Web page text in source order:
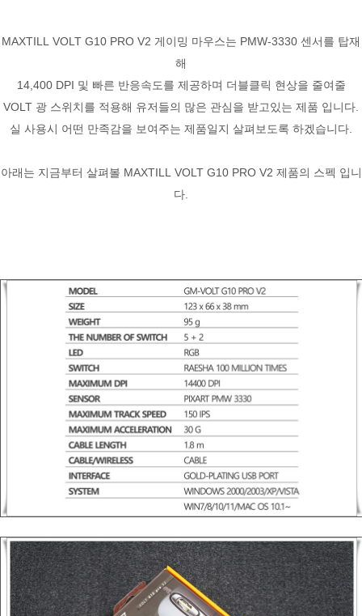
MAXTILL VOLT G10 PRO V2 게이밍 마우스는 PMW-3330 센서를 탑재
해
14,400 DPI 및 빠른 반응속도를 제공하며 더블클릭 현상을 줄여줄
VOLT 광 스위치를 적용해 유저들의 많은 관심을 받고있는 제품 입니다.
실 사용시 어떤 만족감을 보여주는 제품일지 살펴보도록 하겠습니다.
아래는 지금부터 살펴볼 MAXTILL VOLT G10 PRO V2 제품의 스펙 입니
다.